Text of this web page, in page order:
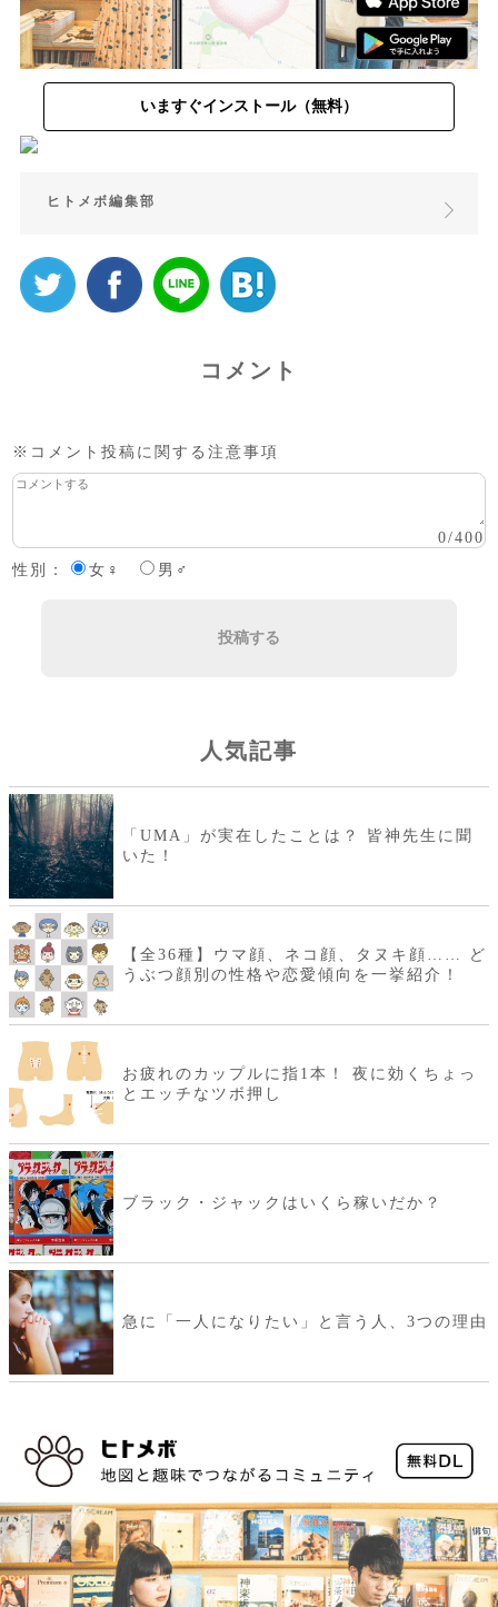
いますぐインストール（無料）
ヒトメボ編集部
コメント
※コメント投稿に関する注意事項
0/400
性別：
女♀ 男♂
投稿する
人気記事
「UMA」が実在したことは？ 皆神先生に聞
いた！
【全36種】ウマ顔、ネコ顔、タヌキ顔…… ど
うぶつ顔別の性格や恋愛傾向を一挙紹介！
お疲れのカップルに指1本！ 夜に効くちょっ
とエッチなツボ押し
ブラック・ジャックはいくら稼いだか？
急に「一人になりたい」と言う人、3つの理由